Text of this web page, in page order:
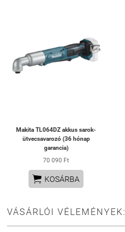
Makita TL064DZ akkus sarok-
ütvecsavarozó (36 hónap
garancia)
70 090 Ft
 KOSÁRBA
VÁSÁRLÓI VÉLEMÉNYEK: